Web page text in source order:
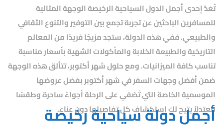
تُعَدُّ إحدى أجمل الدول السياحية الرخيصة الوجهة المثالية
للمسافرين الباحثين عن تجربة تجمع بين التوفير والتنوع الثقافي
والطبيعي. ففي هذه الدولة، ستجد مزيجًا فريدًا من المعالم
التاريخية والطبيعة الخلابة والمأكولات الشهية بأسعار مناسبة
تناسب كافة الميزانيات. ومع حلول شهر أكتوبر، تتألق هذه الوجهة
ضمنأفضل وجهات السفر في شهر أكتوبربفضل عروضها
الموسمية الخاصة التي تُضفي على الرحلة أجواءً ساحرة وطقسًا
معتدلاً يتيح لك استكشاف كل تفاصيلها دون عناء.
أجمل دولة سياحية رخيصة